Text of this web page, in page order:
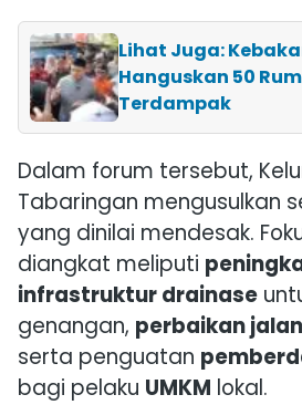
Lihat Juga:
Hanguskan 50
Terdampak
Dalam forum tersebut,
Tabaringan mengusulkan
yang dinilai mendesak.
diangkat meliputi
infrastruktur drainase
genangan, perbaikan
serta penguatan
bagi pelaku UMKM lokal.